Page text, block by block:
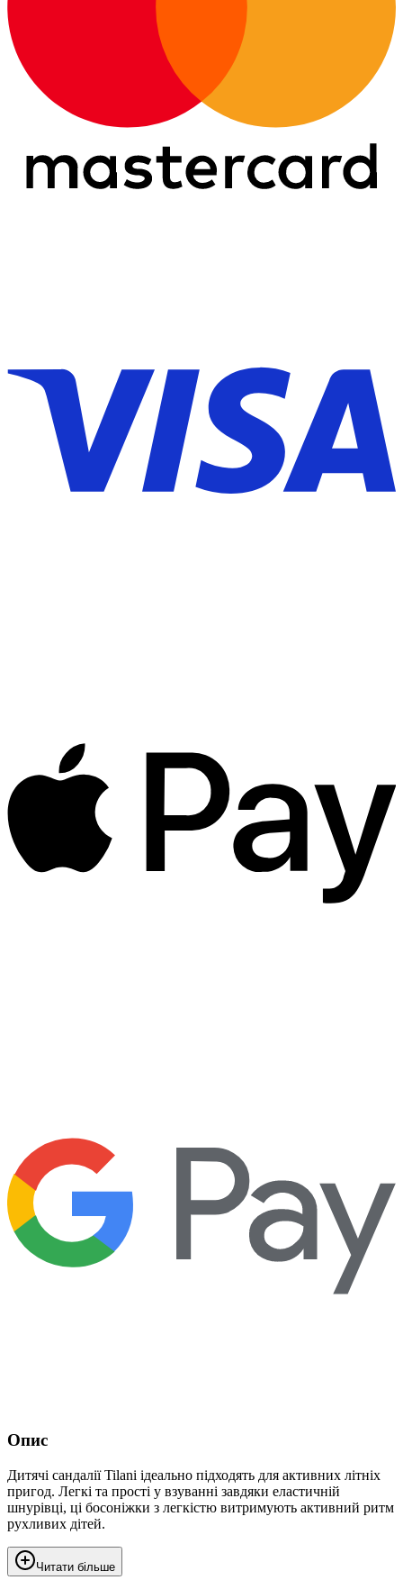
Опис
Дитячі сандалії Tilani ідеально підходять для активних літніх
пригод. Легкі та прості у взуванні завдяки еластичній
шнурівці, ці босоніжки з легкістю витримують активний ритм
рухливих дітей.
Читати більше